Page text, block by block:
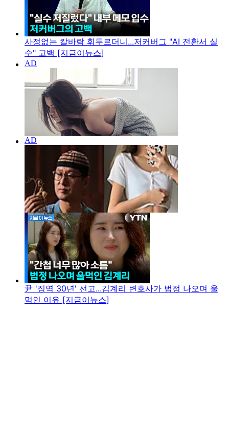
사정없는 칼바람 휘두르더니...저커버그 "AI 전환서 실
수" 고백 [지금이뉴스]
尹 '징역 30년' 선고...김계리 변호사가 법정 나오며 울
먹인 이유 [지금이뉴스]